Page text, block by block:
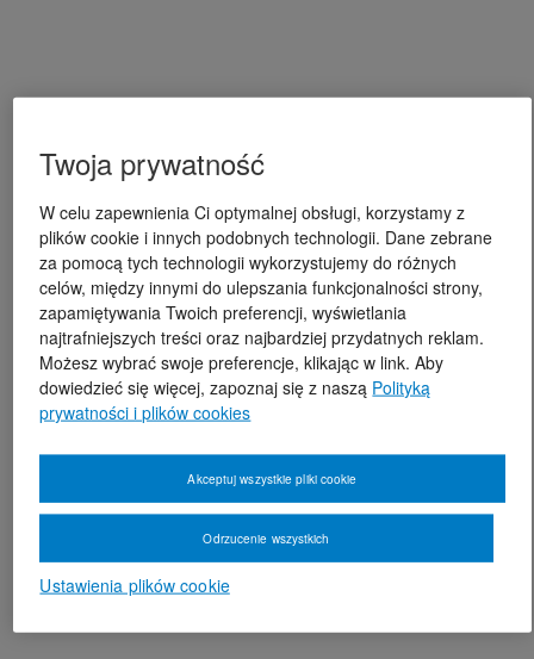
Twoja prywatność
W celu zapewnienia Ci optymalnej obsługi, korzystamy z
plików cookie i innych podobnych technologii. Dane zebrane
za pomocą tych technologii wykorzystujemy do różnych
celów, między innymi do ulepszania funkcjonalności strony,
zapamiętywania Twoich preferencji, wyświetlania
najtrafniejszych treści oraz najbardziej przydatnych reklam.
Możesz wybrać swoje preferencje, klikając w link. Aby
dowiedzieć się więcej, zapoznaj się z naszą Polityką
prywatności i plików cookies
Ustawienia plików cookie
Odrzucenie wszystkich
Akceptuj wszystkie pliki cookie